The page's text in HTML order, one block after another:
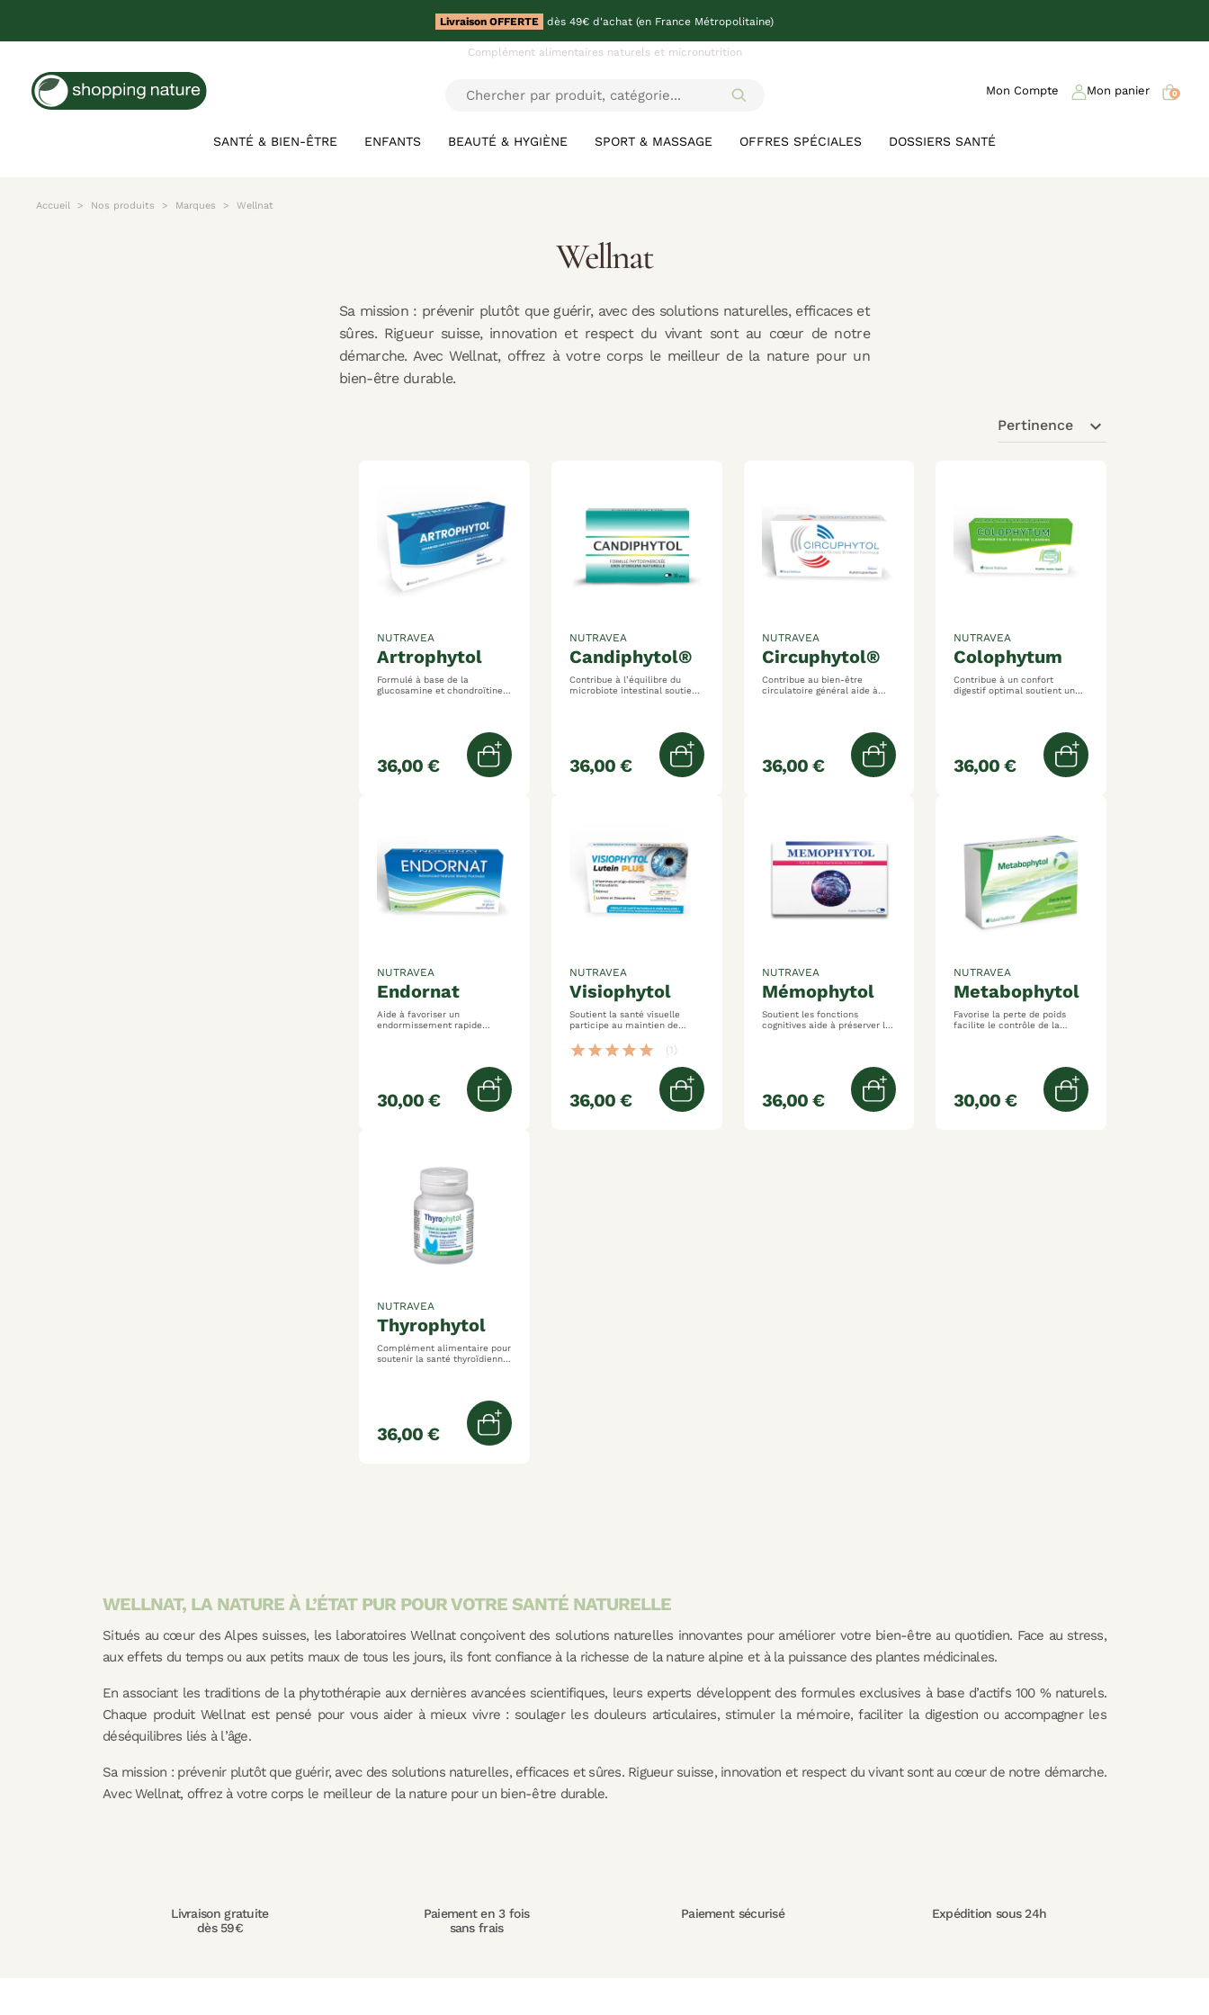
Livraison OFFERTE dès 49€ d'achat (en France Métropolitaine)
Complément alimentaires naturels et micronutrition
SANTÉ & BIEN-ÊTRE ENFANTS BEAUTÉ & HYGIÈNE SPORT & MASSAGE OFFRES SPÉCIALES DOSSIERS SANTÉ
Mon Compte Mon panier 0
Accueil Nos produits Marques Wellnat
Wellnat
Sa mission : prévenir plutôt que guérir, avec des solutions naturelles, efficaces et
sûres. Rigueur suisse, innovation et respect du vivant sont au cœur de notre
démarche. Avec Wellnat, offrez à votre corps le meilleur de la nature pour un
bien-être durable.
Pertinence expand_more
artrophytol
NUTRAVEA
Formulé à base de la
glucosamine et chondroïtine
dans la formation et le
conjonctifs tels que les
cartilages et les tendons
36,00 € Ajouter au panier
candiphytol®
NUTRAVEA
Contribue à l’équilibre du
microbiote intestinal soutient
36,00 € Ajouter au panier
circuphytol®
NUTRAVEA
Contribue au bien-être
circulatoire général aide à
protection des vaisseaux
36,00 € Ajouter au panier
colophytum
NUTRAVEA
Contribue à un confort
digestif optimal soutient une
36,00 € Ajouter au panier
endornat
NUTRAVEA
Aide à favoriser un
endormissement rapide
30,00 € Ajouter au panier
visiophytol
NUTRAVEA
Soutient la santé visuelle
participe au maintien de
conditions de faibles
luminosité protège les
cellules contre le stress
star star star star star (1)
36,00 € Ajouter au panier
mémophytol
NUTRAVEA
Soutient les fonctions
cognitives aide à préserver la
36,00 € Ajouter au panier
metabophytol
NUTRAVEA
Favorise la perte de poids
facilite le contrôle de la
30,00 € Ajouter au panier
thyrophytol
NUTRAVEA
Complément alimentaire pour
soutenir la santé thyroïdienne
hormonal dans le cadre d'un
mode de vie équilibré
contribue à maintenir la
fonction thyroïdienne normale
36,00 € Ajouter au panier
WELLNAT, LA NATURE À L’ÉTAT PUR POUR VOTRE SANTÉ NATURELLE
Situés au cœur des Alpes suisses, les laboratoires Wellnat conçoivent des solutions naturelles innovantes pour améliorer votre bien-être au quotidien. Face au stress,
aux effets du temps ou aux petits maux de tous les jours, ils font confiance à la richesse de la nature alpine et à la puissance des plantes médicinales.
En associant les traditions de la phytothérapie aux dernières avancées scientifiques, leurs experts développent des formules exclusives à base d’actifs 100 % naturels.
Chaque produit Wellnat est pensé pour vous aider à mieux vivre : soulager les douleurs articulaires, stimuler la mémoire, faciliter la digestion ou accompagner les
déséquilibres liés à l’âge.
Sa mission : prévenir plutôt que guérir, avec des solutions naturelles, efficaces et sûres. Rigueur suisse, innovation et respect du vivant sont au cœur de notre démarche.
Avec Wellnat, offrez à votre corps le meilleur de la nature pour un bien-être durable.
Livraison gratuite
dès 59€
Paiement en 3 fois
sans frais
Paiement sécurisé Expédition sous 24h